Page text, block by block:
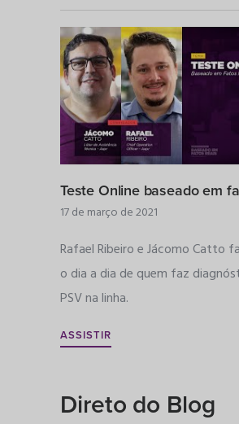
Teste Online baseado em
17 de março de 2021
Rafael Ribeiro e Jácomo Catto
o dia a dia de quem faz
PSV na linha.
ASSISTIR
Direto do Blog